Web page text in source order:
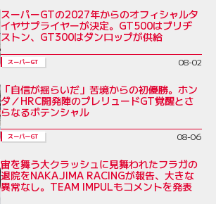
スーパーGTの2027年からのオフィシャルタ
イヤサプライヤーが決定。GT500はブリヂ
ストン、GT300はダンロップが供給
スーパーGT 08-02
「自信が揺らいだ」苦境からの初優勝。ホン
ダ／HRC開発陣のプレリュードGT覚醒とさ
らなるポテンシャル
スーパーGT 08-06
宙を舞う大クラッシュに見舞われたフラガの
退院をNAKAJIMA RACINGが報告、大きな
異常なし。TEAM IMPULもコメントを発表